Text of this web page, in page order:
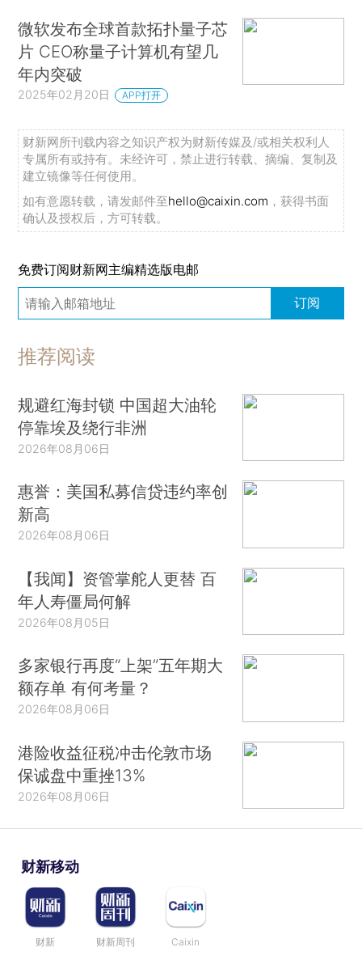
微软发布全球首款拓扑量子芯
片 CEO称量子计算机有望几
年内突破
2025年02月20日 APP打开
财新网所刊载内容之知识产权为财新传媒及/或相关权利人
专属所有或持有。未经许可，禁止进行转载、摘编、复制及
建立镜像等任何使用。
如有意愿转载，请发邮件至hello@caixin.com ，获得书面
确认及授权后，方可转载。
免费订阅财新网主编精选版电邮
订阅
推荐阅读
规避红海封锁 中国超大油轮
停靠埃及绕行非洲
2026年08月06日
惠誉：美国私募信贷违约率创
新高
2026年08月06日
【我闻】资管掌舵人更替 百
年人寿僵局何解
2026年08月05日
多家银行再度“上架”五年期大
额存单 有何考量？
2026年08月06日
港险收益征税冲击伦敦市场
保诚盘中重挫13%
2026年08月06日
财新移动
财新 财新周刊 Caixin